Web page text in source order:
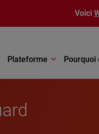
Voici
Plateforme Pourquoi